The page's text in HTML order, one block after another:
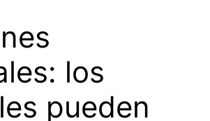
los
pueden